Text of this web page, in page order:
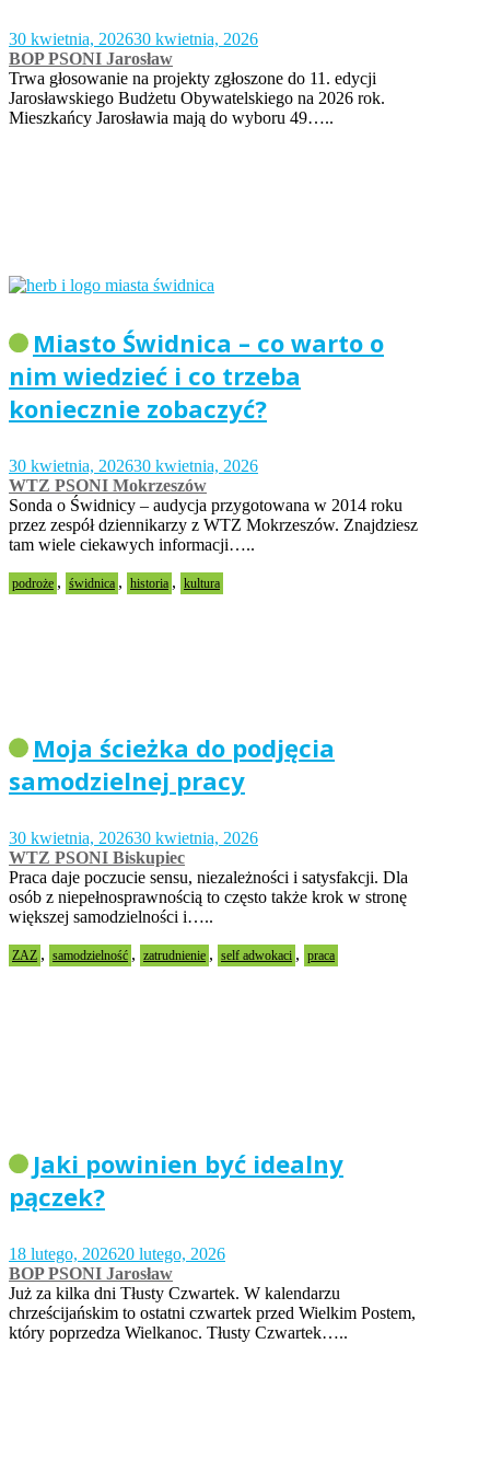
30 kwietnia, 202630 kwietnia, 2026
BOP PSONI Jarosław
Trwa głosowanie na projekty zgłoszone do 11. edycji
Jarosławskiego Budżetu Obywatelskiego na 2026 rok.
Mieszkańcy Jarosławia mają do wyboru 49…..
Miasto Świdnica – co warto o
nim wiedzieć i co trzeba
koniecznie zobaczyć?
30 kwietnia, 202630 kwietnia, 2026
WTZ PSONI Mokrzeszów
Sonda o Świdnicy – audycja przygotowana w 2014 roku
przez zespół dziennikarzy z WTZ Mokrzeszów. Znajdziesz
tam wiele ciekawych informacji…..
podroże , świdnica , historia , kultura
Moja ścieżka do podjęcia
samodzielnej pracy
30 kwietnia, 202630 kwietnia, 2026
WTZ PSONI Biskupiec
Praca daje poczucie sensu, niezależności i satysfakcji. Dla
osób z niepełnosprawnością to często także krok w stronę
większej samodzielności i…..
ZAZ , samodzielność , zatrudnienie , self adwokaci , praca
Jaki powinien być idealny
pączek?
18 lutego, 202620 lutego, 2026
BOP PSONI Jarosław
Już za kilka dni Tłusty Czwartek. W kalendarzu
chrześcijańskim to ostatni czwartek przed Wielkim Postem,
który poprzedza Wielkanoc. Tłusty Czwartek…..